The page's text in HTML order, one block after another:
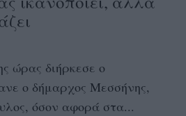
ώρας διήρκεσε ο
ο δήμαρχος Μεσσήνης,
όσον αφορά στα...